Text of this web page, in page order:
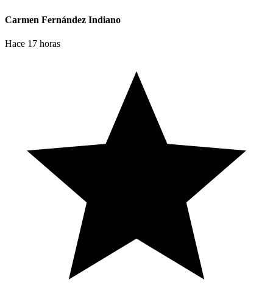
Carmen Fernández Indiano
Hace 17 horas